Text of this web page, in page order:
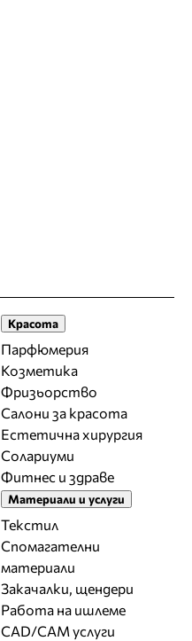
Красота
Парфюмерия
Козметика
Фризьорство
Салони за красота
Естетична хирургия
Солариуми
Фитнес и здраве
Материали и услуги
Текстил
Спомагателни
материали
Закачалки, щендери
Работа на ишлеме
CAD/CAM услуги